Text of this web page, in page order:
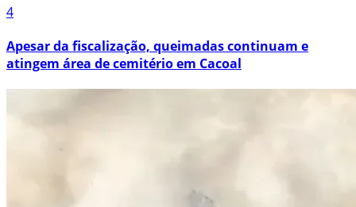
4
Apesar da fiscalização, queimadas continuam e
atingem área de cemitério em Cacoal